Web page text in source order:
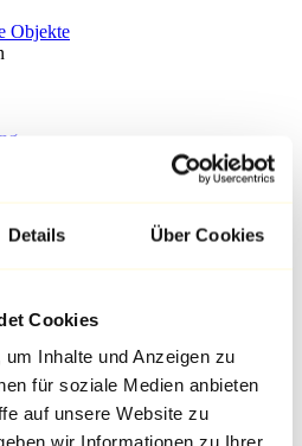
Details Über Cookies
Cookies
Inhalte und Anzeigen zu
für soziale Medien anbieten
auf unsere Website zu
wir Informationen zu Ihrer
Objekte
Basquiat